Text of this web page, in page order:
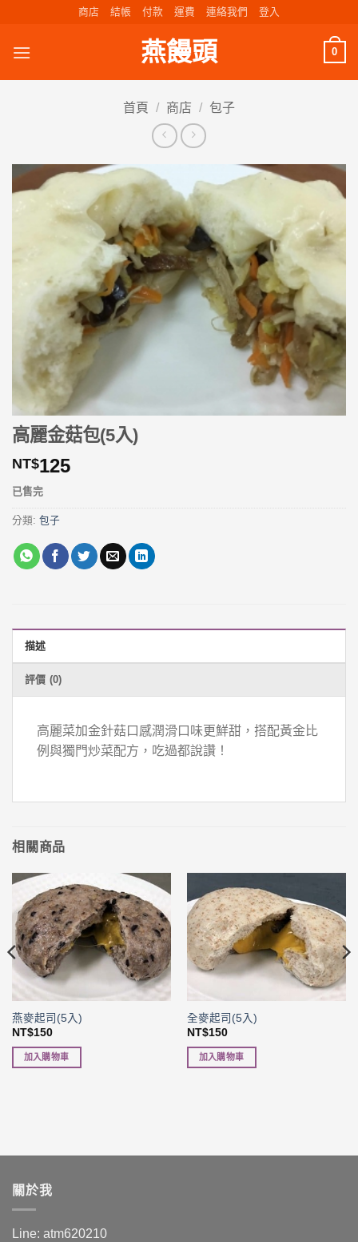
content
商店 結帳 付款 運費 連絡我們 登入
燕饅頭 0
首頁 / 商店 / 包子
高麗金菇包(5入)
NT$125
已售完
分類: 包子
描述
評價 (0)
高麗菜加金針菇口感潤滑口味更鮮甜，搭配黃金比
例與獨門炒菜配方，吃過都說讚！
相關商品
燕麥起司(5入)
NT$150
加入購物車
全麥起司(5入)
NT$150
加入購物車
關於我
Line: atm620210